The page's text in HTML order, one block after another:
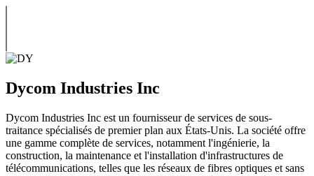
Dycom Industries Inc
Dycom Industries Inc est un fournisseur de services de sous-
traitance spécialisés de premier plan aux États-Unis. La société offre
une gamme complète de services, notamment l'ingénierie, la
construction, la maintenance et l'installation d'infrastructures de
télécommunications, telles que les réseaux de fibres optiques et sans